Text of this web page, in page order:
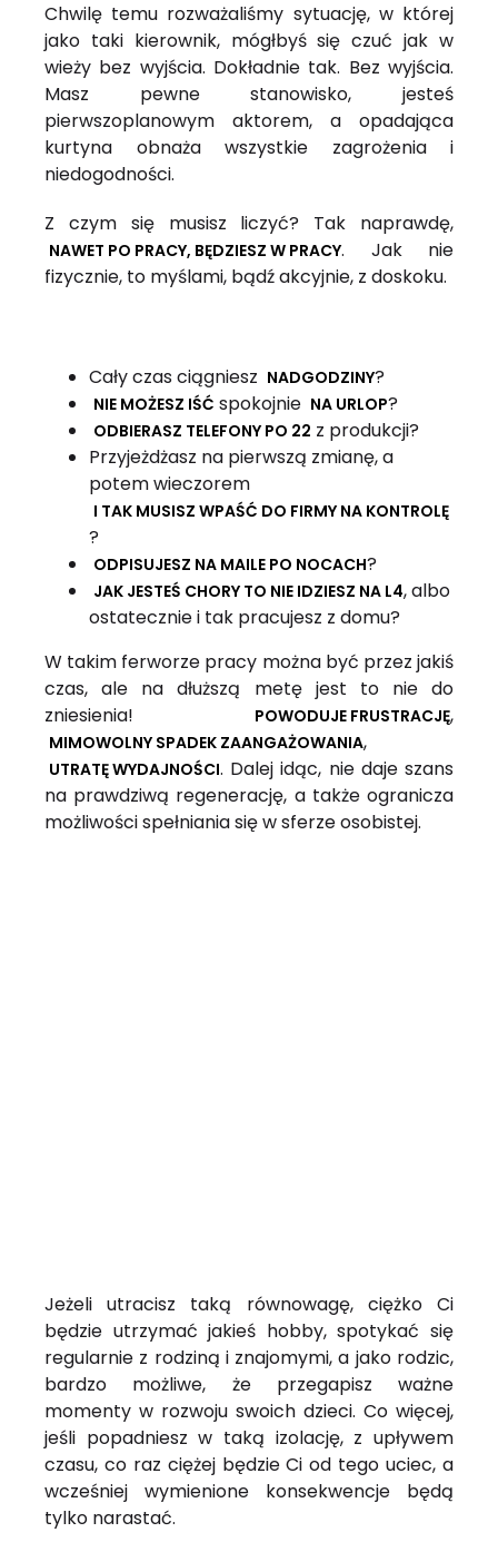
Chwilę temu rozważaliśmy sytuację, w której
jako taki kierownik, mógłbyś się czuć jak w
wieży bez wyjścia. Dokładnie tak. Bez wyjścia.
Masz pewne stanowisko, jesteś
pierwszoplanowym aktorem, a opadająca
kurtyna obnaża wszystkie zagrożenia i
niedogodności.
Z czym się musisz liczyć? Tak naprawdę,
NAWET PO PRACY, BĘDZIESZ W PRACY. Jak nie
fizycznie, to myślami, bądź akcyjnie, z doskoku.
Cały czas ciągniesz NADGODZINY?
NIE MOŻESZ IŚĆ spokojnie NA URLOP?
ODBIERASZ TELEFONY PO 22 z produkcji?
Przyjeżdżasz na pierwszą zmianę, a
potem wieczorem
I TAK MUSISZ WPAŚĆ DO FIRMY NA KONTROLĘ
?
ODPISUJESZ NA MAILE PO NOCACH?
JAK JESTEŚ CHORY TO NIE IDZIESZ NA L4, albo
ostatecznie i tak pracujesz z domu?
W takim ferworze pracy można być przez jakiś
czas, ale na dłuższą metę jest to nie do
zniesienia!
POWODUJE FRUSTRACJĘ,
MIMOWOLNY SPADEK ZAANGAŻOWANIA,
UTRATĘ WYDAJNOŚCI. Dalej idąc, nie daje szans
na prawdziwą regenerację, a także ogranicza
możliwości spełniania się w sferze osobistej.
Jeżeli utracisz taką równowagę, ciężko Ci
będzie utrzymać jakieś hobby, spotykać się
regularnie z rodziną i znajomymi, a jako rodzic,
bardzo możliwe, że przegapisz ważne
momenty w rozwoju swoich dzieci. Co więcej,
jeśli popadniesz w taką izolację, z upływem
czasu, co raz ciężej będzie Ci od tego uciec, a
wcześniej wymienione konsekwencje będą
tylko narastać.